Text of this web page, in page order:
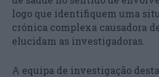
logo que identifiquem uma
crónica complexa causadora
elucidam as investigadoras.
A equipa de investigação